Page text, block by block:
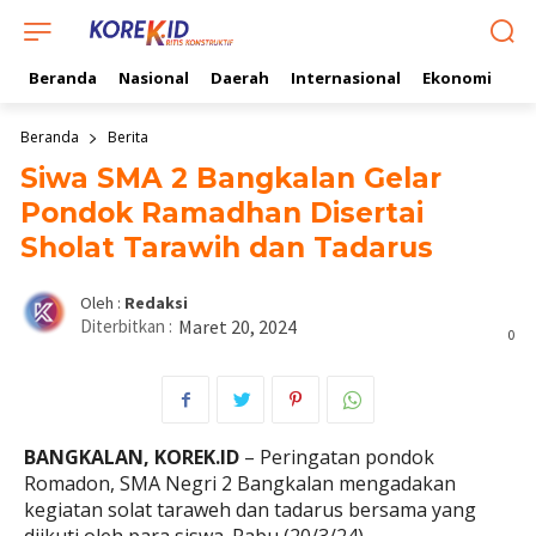
Beranda Nasional Daerah Internasional Ekonomi
Beranda Berita
Siwa SMA 2 Bangkalan Gelar
Pondok Ramadhan Disertai
Sholat Tarawih dan Tadarus
Oleh : Redaksi
0
Diterbitkan : Maret 20, 2024
BANGKALAN, KOREK.ID – Peringatan pondok
Romadon, SMA Negri 2 Bangkalan mengadakan
kegiatan solat taraweh dan tadarus bersama yang